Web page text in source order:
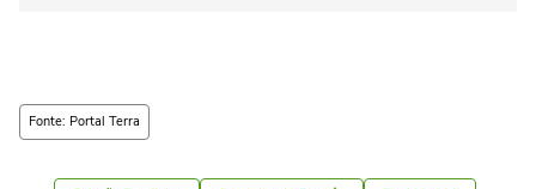
Fonte: Portal Terra